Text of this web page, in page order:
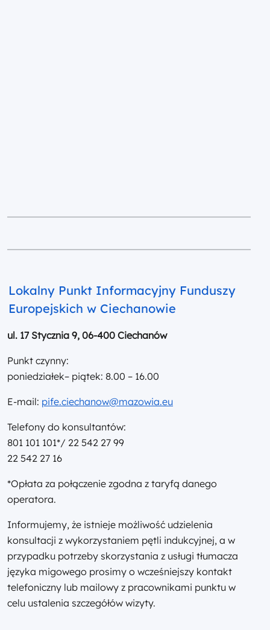
Lokalny Punkt Informacyjny Funduszy
Europejskich w Ciechanowie
ul. 17 Stycznia 9, 06-400 Ciechanów
Punkt czynny:
poniedziałek– piątek: 8.00 – 16.00
E-mail: pife.ciechanow@mazowia.eu
Telefony do konsultantów:
801 101 101*/ 22 542 27 99
22 542 27 16
*Opłata za połączenie zgodna z taryfą danego
operatora.
Informujemy, że istnieje możliwość udzielenia
konsultacji z wykorzystaniem pętli indukcyjnej, a w
przypadku potrzeby skorzystania z usługi tłumacza
języka migowego prosimy o wcześniejszy kontakt
telefoniczny lub mailowy z pracownikami punktu w
celu ustalenia szczegółów wizyty.